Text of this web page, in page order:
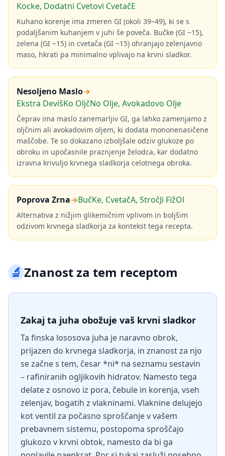
Kocke, Dodatni Cvetovi CvetačE
Kuhano korenje ima zmeren GI (okoli 39–49), ki se s
podaljšanim kuhanjem v juhi še poveča. Bučke (GI ~15),
zelena (GI ~15) in cvetača (GI ~15) ohranjajo zelenjavno
maso, hkrati pa minimalno vplivajo na krvni sladkor.
Nesoljeno Maslo→
Ekstra DevišKo OljčNo Olje, Avokadovo Olje
Čeprav ima maslo zanemarljiv GI, ga lahko zamenjamo z
oljčnim ali avokadovim oljem, ki dodata mononenasičene
maščobe. Te so dokazano izboljšale odziv glukoze po
obroku in upočasnile praznjenje želodca, kar dodatno
izravna krivuljo krvnega sladkorja celotnega obroka.
Poprova Zrna→BučKe, CvetačA, StročJi FižOl
Alternativa z nižjim glikemičnim vplivom in boljšim
odzivom krvnega sladkorja za kontekst tega recepta.
🔬Znanost za tem receptom
Zakaj ta juha obožuje vaš krvni sladkor
Ta finska lososova juha je naravno obrok,
prijazen do krvnega sladkorja, in znanost za njo
se začne s tem, česar *ni* na seznamu sestavin
– rafiniranih ogljikovih hidratov. Namesto tega
delate z osnovo iz pora, čebule in korenja, vseh
zelenjav, bogatih z vlakninami. Vlaknine delujejo
kot ventil za počasno sproščanje v vašem
prebavnem sistemu, postopoma sproščajo
glukozo v krvni obtok, namesto da bi ga